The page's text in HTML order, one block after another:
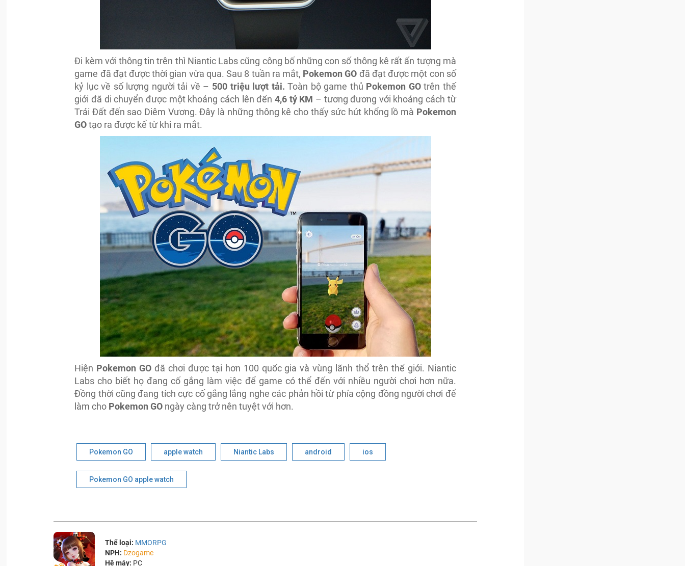
Đi kèm với thông tin trên thì Niantic Labs cũng công bố những con số thông kê rất ấn tượng mà
game đã đạt được thời gian vừa qua. Sau 8 tuần ra mắt, Pokemon GO đã đạt được một con số
kỷ lục về số lượng người tải về – 500 triệu lượt tải.Toàn bộ game thủ Pokemon GOtrên thế
giới đã di chuyển được một khoảng cách lên đến 4,6 tỷ KM – tương đương với khoảng cách từ
Trái Đất đến sao Diêm Vương. Đây là những thông kê cho thấy sức hút khổng lồ mà Pokemon
GOtạo ra được kể từ khi ra mắt.
Hiện Pokemon GO đã chơi được tại hơn 100 quốc gia và vùng lãnh thổ trên thế giới. Niantic
Labs cho biết họ đang cố gắng làm việc để game có thể đến với nhiều người chơi hơn nữa.
Đồng thời cũng đang tích cực cố gắng lắng nghe các phản hồi từ phía cộng đồng người chơi để
làm cho Pokemon GO ngày càng trở nên tuyệt với hơn.
Pokemon GO apple watch Niantic Labs android ios
Pokemon GO apple watch
Thể loại: MMORPG
NPH: Dzogame
Hệ máy: PC